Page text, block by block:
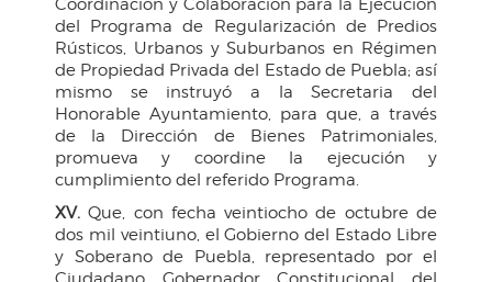
del Programa de Regularización de Predios
Rústicos, Urbanos y Suburbanos en Régimen
de Propiedad Privada del Estado de Puebla; así
mismo se instruyó a la Secretaria del
Honorable Ayuntamiento, para que, a través
de la Dirección de Bienes Patrimoniales,
promueva y coordine la ejecución y
cumplimiento del referido Programa.
XV. Que, con fecha veintiocho de octubre de
dos mil veintiuno, el Gobierno del Estado Libre
y Soberano de Puebla, representado por el